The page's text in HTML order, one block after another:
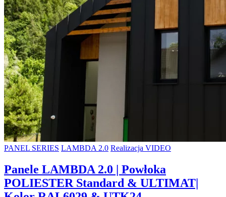
PANEL SERIES LAMBDA 2.0 Realizacja VIDEO
Panele LAMBDA 2.0 | Powłoka
POLIESTER Standard & ULTIMAT|